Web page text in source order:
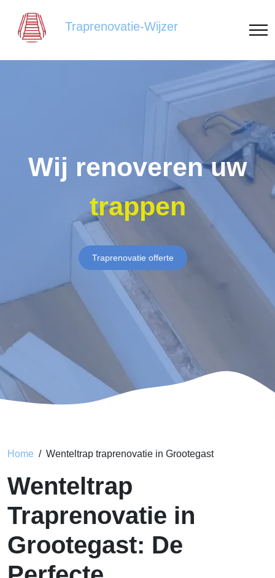
Traprenovatie-Wijzer
Wij renoveren uw
trappen
Traprenovatie offerte
Home Wenteltrap traprenovatie in Grootegast
Wenteltrap
Traprenovatie in
Grootegast: De